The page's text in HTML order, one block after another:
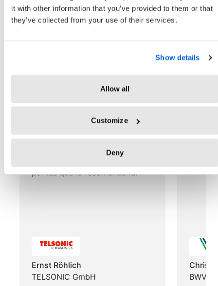
it with other information that you’ve provided to them or that
they’ve collected from your use of their services.
Show details
Allow all
Customize
Deny
registran su jornada a diario
con TimeTac
"Funciona desde cualquier
navegador, es flexible y versátil.
Estas son las tres características
por las que lo recomendaría."
Ernst Röhlich
TELSONIC GmbH
era del
BWV